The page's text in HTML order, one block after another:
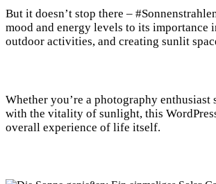
But it doesn’t stop there –
mood and energy levels to its
outdoor activities, and creating sunlit
Whether you’re a photography
with the vitality of sunlight, this
overall experience of life itself.